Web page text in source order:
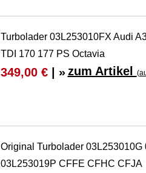
Turbolader 03L253010FX Audi
TDI 170 177 PS Octavia
349,00 €| » zum Artikel
Original Turbolader
03L253019P CFFE CFHC CFJA